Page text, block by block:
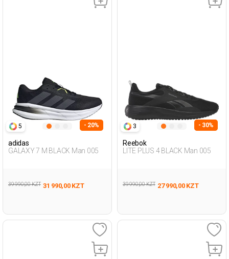
5 - 20%
adidas
GALAXY 7 M BLACK Man 005
39 990,00 KZT 31 990,00 KZT
3 - 30%
Reebok
LITE PLUS 4 BLACK Man 005
39 990,00 KZT 27 990,00 KZT